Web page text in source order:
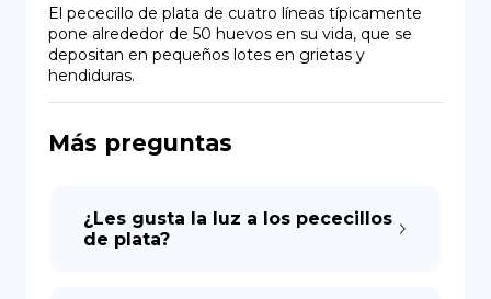
EN
El pececillo de plata de cuatro líneas típicamente
pone alrededor de 50 huevos en su vida, que se
depositan en pequeños lotes en grietas y
hendiduras.
Más preguntas
¿Les gusta la luz a los pececillos
de plata?